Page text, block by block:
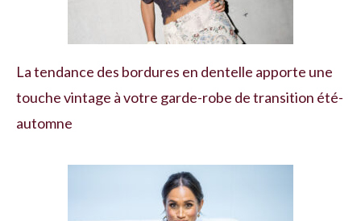
La tendance des bordures en dentelle apporte une
touche vintage à votre garde-robe de transition été-
automne